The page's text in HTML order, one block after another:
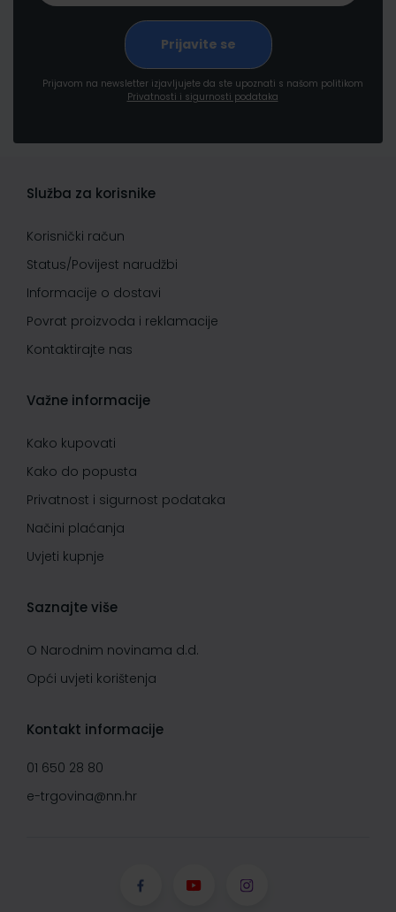
Prijavom na newsletter izjavljujete da ste upoznati s našom politikom
Privatnosti i sigurnosti podataka
Služba za korisnike
Korisnički račun
Status/Povijest narudžbi
Informacije o dostavi
Povrat proizvoda i reklamacije
Kontaktirajte nas
Važne informacije
Kako kupovati
Kako do popusta
Privatnost i sigurnost podataka
Načini plaćanja
Uvjeti kupnje
Saznajte više
O Narodnim novinama d.d.
Opći uvjeti korištenja
Kontakt informacije
01 650 28 80
e-trgovina@nn.hr